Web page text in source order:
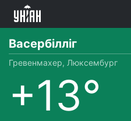
Васербілліг
Гревенмахер, Люксембург
+13°